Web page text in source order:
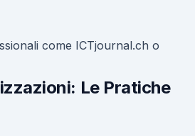
come ICTjournal.ch o
Le Pratiche